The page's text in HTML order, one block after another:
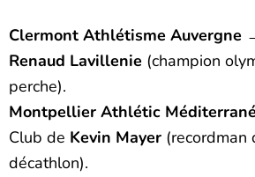
Clermont Athlétisme Auvergne
Renaud Lavillenie (champion
perche).
Montpellier Athlétic
Club de Kevin Mayer (recordman
décathlon).